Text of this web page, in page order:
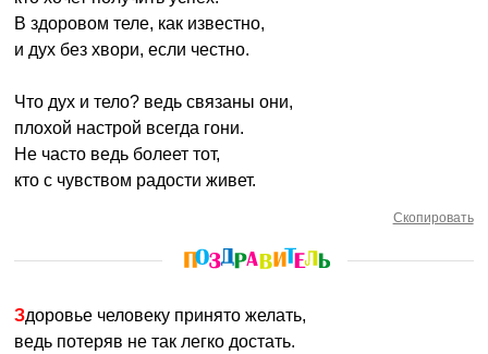
В здоровом теле, как известно,
и дух без хвори, если честно.
Что дух и тело? ведь связаны они,
плохой настрой всегда гони.
Не часто ведь болеет тот,
кто с чувством радости живет.
Скопировать
Здоровье человеку принято желать,
ведь потеряв не так легко достать.